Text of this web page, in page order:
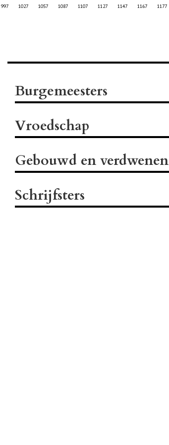
997 1027 1057 1087 1107 1127 1147 1167 1177
Burgemeesters
Vroedschap
Gebouwd en verdwenen
Schrijfsters